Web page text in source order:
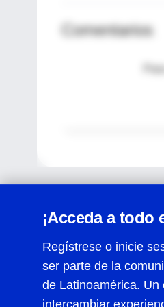
Comentarios
¡Acceda a todo
Regístrese o inicie
ser parte de la
de Latinoamérica. Un
intercambiar
Centro de Ayuda
Términos y